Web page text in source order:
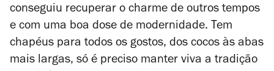
conseguiu recuperar o charme de outros tempos
e com uma boa dose de modernidade. Tem
chapéus para todos os gostos, dos cocos às abas
mais largas, só é preciso manter viva a tradição